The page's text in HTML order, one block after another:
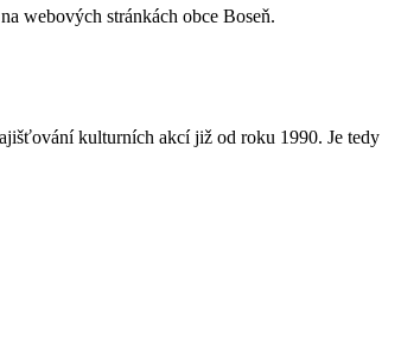
webových stránkách obce Boseň.
kulturních akcí již od roku 1990. Je tedy